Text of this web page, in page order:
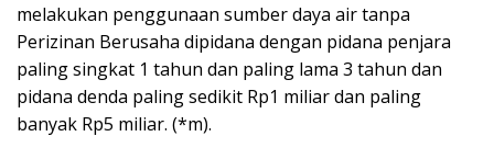
melakukan penggunaan sumber daya air tanpa
Perizinan Berusaha dipidana dengan pidana penjara
paling singkat 1 tahun dan paling lama 3 tahun dan
pidana denda paling sedikit Rp1 miliar dan paling
banyak Rp5 miliar. (*m).